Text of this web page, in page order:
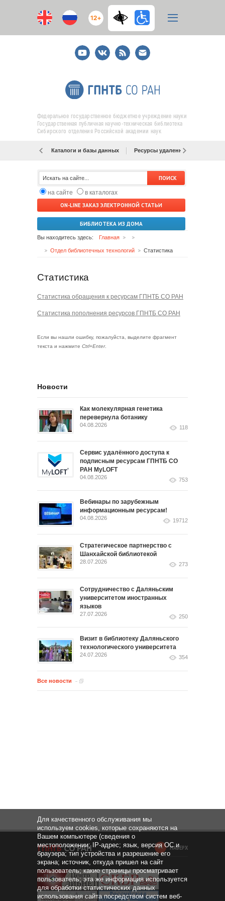
12+
YoutubeВКонтакте
RSS
E-
mail
подписка
Федеральное государственное бюджетное учреждение науки
Государственная публичная научно-техническая библиотека
Сибирского отделения Российской академии наук
Каталоги и базы данных Ресурсы удаленного доступа
на сайте
в каталогах
ON-LINE ЗАКАЗ ЭЛЕКТРОННОЙ СТАТЬИ
БИБЛИОТЕКА ИЗ ДОМА
Вы находитесь здесь: Главная
Отдел библиотечных технологий Статистика
Статистика
Статистика обращения к ресурсам ГПНТБ СО РАН
Статистика пополнения ресурсов ГПНТБ СО РАН
Если вы нашли ошибку, пожалуйста, выделите фрагмент
текста и нажмите Ctrl+Enter.
Новости
Как молекулярная генетика
перевернула ботанику
04.08.2026 118
Сервис удалённого доступа к
подписным ресурсам ГПНТБ СО
РАН MyLOFT
04.08.2026 753
Вебинары по зарубежным
информационным ресурсам!
04.08.2026 19712
Стратегическое партнерство с
Шанхайской библиотекой
28.07.2026 273
Сотрудничество с Даляньским
университетом иностранных
языков
27.07.2026 250
Визит в библиотеку Даляньского
технологического университета
24.07.2026 354
Все новости
НАВЕРХ
Для качественного обслуживания мы
используем cookies, которые сохраняются на
Вашем компьютере (сведения о
местоположении; IP-адрес; язык, версия ОС и
браузера; тип устройства и разрешение его
экрана; источник, откуда пришел на сайт
пользователь; какие страницы просматривает
пользователь; эта же информация используется
для обработки статистических данных
использования сайта посредством систем веб-